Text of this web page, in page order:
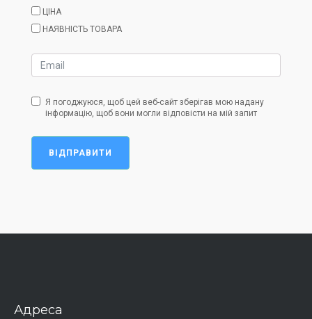
ЦІНА
НАЯВНІСТЬ ТОВАРА
Я погоджуюся, щоб цей веб-сайт зберігав мою надану
інформацію, щоб вони могли відповісти на мій запит
ВІДПРАВИТИ
Адреса